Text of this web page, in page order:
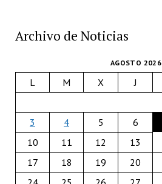
Archivo de Noticias
AGOSTO 2026
L M X J
3
4 5 6
10
11 12 13
17
18 19 20